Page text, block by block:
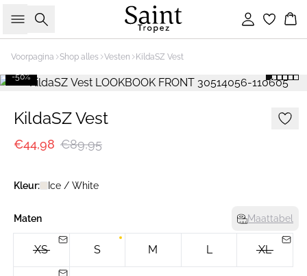
Zoeken Inloggen
Voorpagina Shop alles Vesten KildaSZ Vest
-50%
KildaSZ Vest
€44,98 €89,95
Kleur: Ice / White
Maten Maattabel
XS S M L XL